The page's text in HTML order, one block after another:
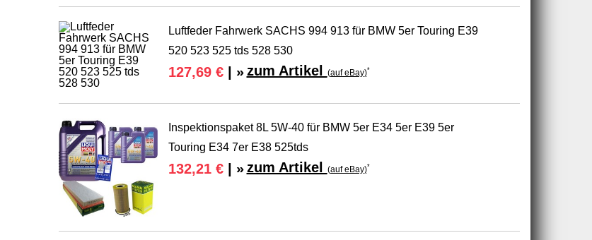
Luftfeder Fahrwerk SACHS 994 913 für BMW 5er Touring E39
520 523 525 tds 528 530
127,69 €| » zum Artikel (auf eBay)*
Inspektionspaket 8L 5W-40 für BMW 5er E34 5er E39 5er
Touring E34 7er E38 525tds
132,21 €| » zum Artikel (auf eBay)*